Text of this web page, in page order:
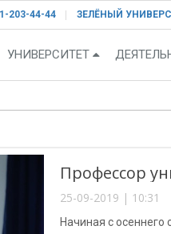
203-44-44 ЗЕЛЁНЫЙ
УНИВЕРСИТЕТ
Профессор
25-09-2019 | 10:31
Начиная с